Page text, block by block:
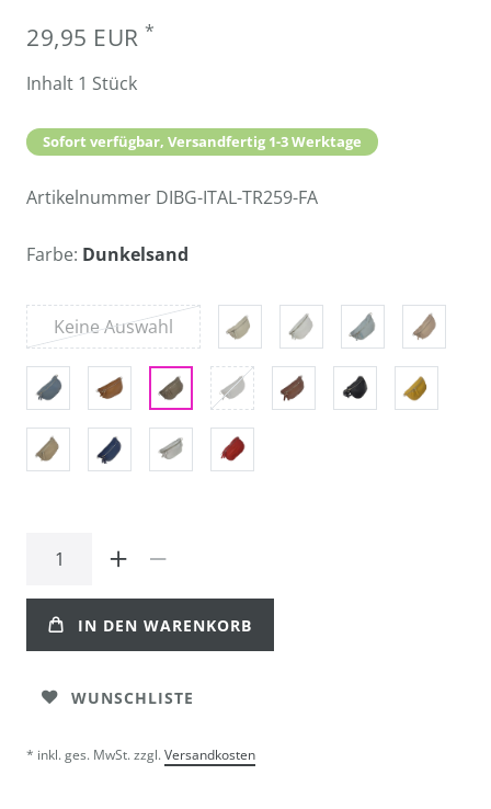
29,95 EUR *
Inhalt 1 Stück
Sofort verfügbar, Versandfertig 1-3 Werktage
Artikelnummer DIBG-ITAL-TR259-FA
Farbe: Dunkelsand
Keine Auswahl
IN DEN WARENKORB
WUNSCHLISTE
* inkl. ges. MwSt. zzgl.Versandkosten